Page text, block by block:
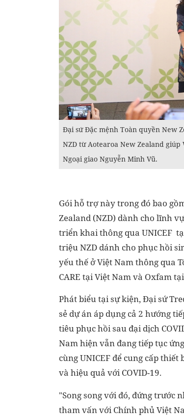
Đại sứ Đặc mệnh Toàn quyền New
NZD từ Aotearoa New Zealand
Ngoại giao Nguyễn Minh Vũ.
Gói hỗ trợ này trong đó bao
Zealand (NZD) dành cho lĩnh
triển khai thông qua UNICEF
triệu NZD dánh cho phục hồi
yếu thế ở Việt Nam thông qua
CARE tại Việt Nam và Oxfam
Phát biểu tại sự kiện, Đại sứ
sẻ dự án áp dụng cả 2 hướng
tiêu phục hồi sau đại dịch
Nam hiện vẫn đang tiếp tục
cùng UNICEF để cung cấp
và hiệu quả với COVID-19.
"Song song với đó, đứng trước
tham vấn với Chính phủ Việt